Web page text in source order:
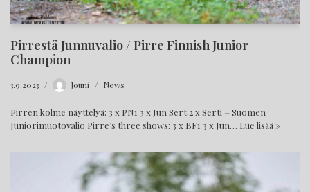
Pirrestä Junnuvalio / Pirre Finnish Junior
Champion
3.9.2023 Jouni News
Pirren kolme näyttelyä: 3 x PN1 3 x Jun Sert 2 x Serti = Suomen
Juniorimuotovalio Pirre’s three shows: 3 x BF1 3 x Jun… Lue lisää »